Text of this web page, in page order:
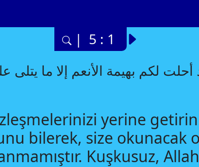
| 5 : 1
أحلت لكم بهيمة الأنعم إلا ما
yerine
bilerek, size okunacak
Kuşkusuz,